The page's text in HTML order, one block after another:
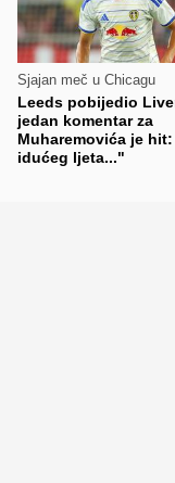
Sjajan meč u Chicagu
Leeds pobijedio
jedan komentar za
Muharemovića je
idućeg ljeta..."